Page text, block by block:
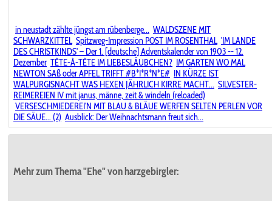
in neustadt zählte jüngst am rübenberge... WALDSZENE MIT
SCHWARZKITTEL Spitzweg-Impression POST IM ROSENTHAL 'IM LANDE
DES CHRISTKINDS' – Der 1. [deutsche] Adventskalender von 1903 -- 12.
Dezember TÊTE-À-TÊTE IM LIEBESLÄUBCHEN? IM GARTEN WO MAL
NEWTON SAß oder APFEL TRIFFT #B*I*R*N*E# IN KÜRZE IST
WALPURGISNACHT WAS HEXEN JÄHRLICH KIRRE MACHT... SILVESTER-
REIMEREIEN IV mit janus, männe, zeit & windeln (reloaded)
VERSESCHMIEDEREI'N MIT BLAU & BLÄUE WERFEN SELTEN PERLEN VOR
DIE SÄUE... (2) Ausblick: Der Weihnachtsmann freut sich...
Mehr zum Thema "Ehe" von harzgebirgler: